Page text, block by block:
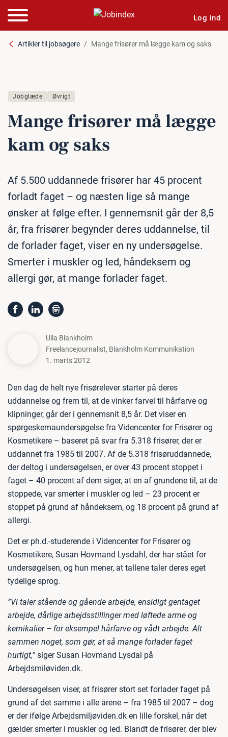
Log ind
Artikler til jobsøgere Mange frisører må lægge kam og saks
Jobglæde Øvrigt
Mange frisører må lægge
kam og saks
Af 5.500 uddannede frisører har 45 procent
forladt faget – og næsten lige så mange
ønsker at følge efter. I gennemsnit går der 8,5
år, fra frisører begynder deres uddannelse, til
de forlader faget, viser en ny undersøgelse.
Smerter i muskler og led, håndeksem og
allergi gør, at mange forlader faget.
Ulla Blankholm
Freelancejournalist, Blankholm Kommunikation
1. marts 2012
Den dag de helt nye frisørelever starter på deres
uddannelse og frem til, at de vinker farvel til hårfarve og
klipninger, går der i gennemsnit 8,5 år. Det viser en
spørgeskemaundersøgelse fra Videncenter for Frisører og
Kosmetikere – baseret på svar fra 5.318 frisører, der er
uddannet fra 1985 til 2007. Af de 5.318 frisøruddannede,
der deltog i undersøgelsen, er over 43 procent stoppet i
faget – 40 procent af dem siger, at en af grundene til, at de
stoppede, var smerter i muskler og led – 23 procent er
stoppet på grund af håndeksem, og 18 procent på grund af
allergi.
Det er ph.d.-studerende i Videncenter for Frisører og
Kosmetikere, Susan Hovmand Lysdahl, der har stået for
undersøgelsen, og hun mener, at tallene taler deres eget
tydelige sprog.
”Vi taler stående og gående arbejde, ensidigt gentaget
arbejde, dårlige arbejdsstillinger med løftede arme og
kemikalier – for eksempel hårfarve og vådt arbejde. Alt
sammen noget, som gør, at så mange forlader faget
hurtigt,” siger Susan Hovmand Lysdal på
Arbejdsmiløviden.dk.
Undersøgelsen viser, at frisører stort set forlader faget på
grund af det samme i alle årene – fra 1985 til 2007 – dog
er der ifølge Arbejdsmiljøviden.dk en lille forskel, når det
gælder smerter i muskler og led. Blandt de frisører, der blev